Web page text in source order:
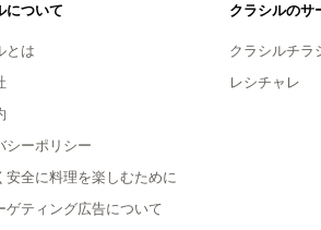
について
とは
シーポリシー
安全に料理を楽しむために
ゲティング広告について
クラシルのサ
クラシルチラ
レシチャレ